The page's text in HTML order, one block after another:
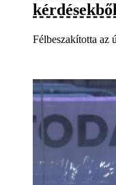
kérdésekből
Félbeszakította az